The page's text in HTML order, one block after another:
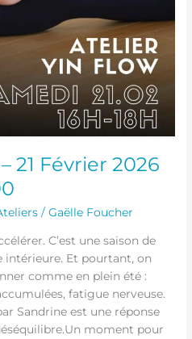
21 Février 2026
/Gaëlle Foucher
C’est une saison de
intérieure. Et pourtant, on
comme en plein été :
fatigue nerveuse.
Sandrine est une réponse
moment pour